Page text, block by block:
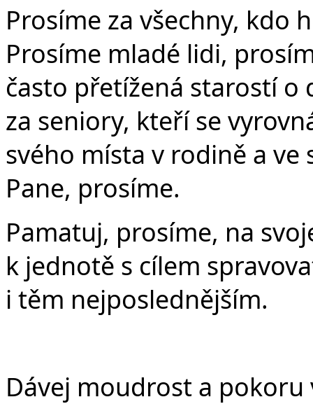
Prosíme za všechny, kdo
Prosíme mladé lidi,
často přetížená starostí o
za seniory, kteří se
svého místa v rodině a ve
Pane, prosíme.
Pamatuj, prosíme, na
k jednotě s cílem
i těm nejposlednějším.
Dávej moudrost a